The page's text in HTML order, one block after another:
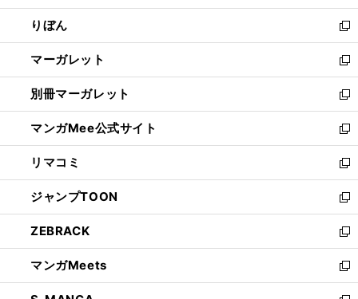
開
く
ウ
で
開
く
ン
ド
ウ
で
開
く
ウ
ィ
ン
ド
ウ
で
開
く
りぼん
新
し
い
ウ
ィ
ン
ド
ウ
で
開
く
マーガレット
新
し
い
ウ
ィ
ン
ド
ウ
で
開
く
別冊マーガレット
新
し
い
ウ
ィ
ン
ド
ウ
で
開
く
マンガMee公式サイト
新
し
い
ウ
ィ
ン
ド
ウ
で
開
リマコミ
新
し
い
ウ
ィ
ン
ド
ウ
ジャンプTOON
新
し
い
ウ
ィ
ン
ZEBRACK
新
し
い
ウ
マンガMeets
新
し